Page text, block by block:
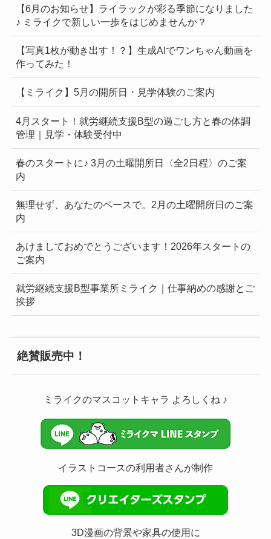
【6月のお知らせ】ライラックが彩る季節になりました
♪ ミライクで新しい一歩をはじめませんか？
【写真1枚が動き出す！？】生成AIでワンちゃん動画を
作ってみた！
【ミライク】5月の開所日・見学体験のご案内
4月スタート！就労継続支援B型の過ごし方と春の体調
管理｜見学・体験受付中
春のスタートに♪ 3月の土曜開所日〈全2日程〉のご案
内
無理せず、あなたのペースで。2月の土曜開所日のご案
内
あけましておめでとうございます！2026年スタートの
ご案内
就労継続支援B型事業所ミライク｜仕事納めの感謝とご
挨拶
絶賛販売中！
ミライクのマスコットキャラ よろしくね ♪
イラストコースの利用者さんが制作
3D漫画の背景や家具の使用に